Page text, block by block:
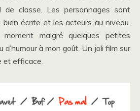
classe. Les personnages sont
bien écrite et les acteurs au niveau.
malgré quelques petites
à mon goût. Un joli film sur
et efficace.